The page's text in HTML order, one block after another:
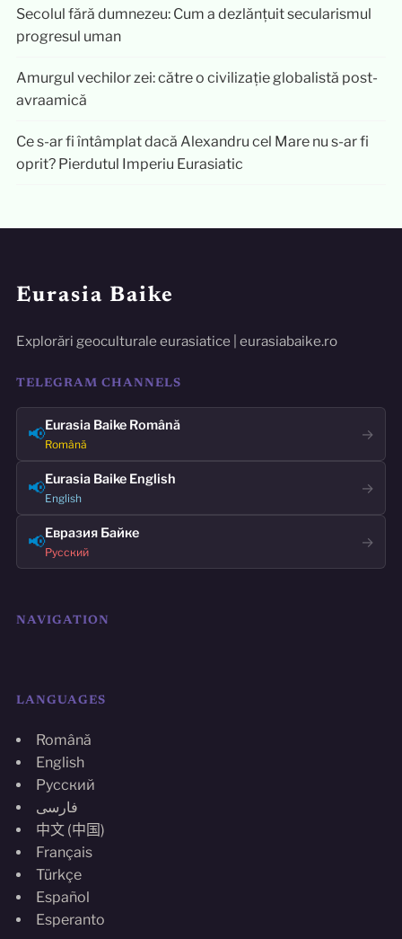
Secolul fără dumnezeu: Cum a dezlănțuit secularismul
progresul uman
Amurgul vechilor zei: către o civilizație globalistă post-
avraamică
Ce s-ar fi întâmplat dacă Alexandru cel Mare nu s-ar fi
oprit? Pierdutul Imperiu Eurasiatic
Eurasia Baike
Explorări geoculturale eurasiatice | eurasiabaike.ro
TELEGRAM CHANNELS
📢Eurasia Baike Română
Română
→
📢Eurasia Baike English
English
→
📢Евразия Байке
Русский
→
NAVIGATION
LANGUAGES
Română
English
Русский
فارسی
中文 (中国)
Français
Türkçe
Español
Esperanto